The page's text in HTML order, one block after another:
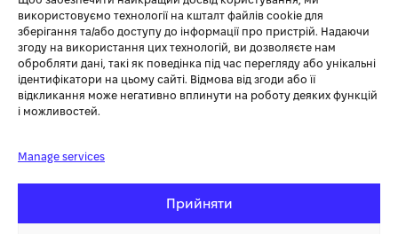
використовуємо технології на кшталт файлів cookie для
зберігання та/або доступу до інформації про пристрій. Надаючи
згоду на використання цих технологій, ви дозволяєте нам
обробляти дані, такі як поведінка під час перегляду або унікальні
ідентифікатори на цьому сайті. Відмова від згоди або її
відкликання може негативно вплинути на роботу деяких функцій
і можливостей.
Manage services
Прийняти
маркуються власним клеймом з логотипом. У всіх моделях
запас потужності двигуна по відношенню до альтернатора
дозволяє видавати заявлену напругу та підтримувати його
стабільність у повному діапазоні напруг. Всі двигуни
проходять тестування тривалою безперервною роботою, а
потім розбираються та досліджуються на рахунок виявлення
індивідуальний серійний номер, що дозволяє нам
стандартам якості, в тому числі сучасному екологічному